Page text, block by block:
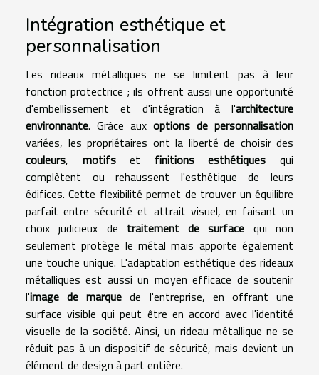
Intégration esthétique et
personnalisation
Les rideaux métalliques ne se limitent pas à leur
fonction protectrice ; ils offrent aussi une opportunité
d'embellissement et d'intégration à l'architecture
environnante. Grâce aux options de personnalisation
variées, les propriétaires ont la liberté de choisir des
couleurs, motifset finitions esthétiques qui
complètent ou rehaussent l'esthétique de leurs
édifices. Cette flexibilité permet de trouver un équilibre
parfait entre sécurité et attrait visuel, en faisant un
choix judicieux de traitement de surface qui non
seulement protège le métal mais apporte également
une touche unique. L'adaptation esthétique des rideaux
métalliques est aussi un moyen efficace de soutenir
l'image de marque de l'entreprise, en offrant une
surface visible qui peut être en accord avec l'identité
visuelle de la société. Ainsi, un rideau métallique ne se
réduit pas à un dispositif de sécurité, mais devient un
élément de design à part entière.